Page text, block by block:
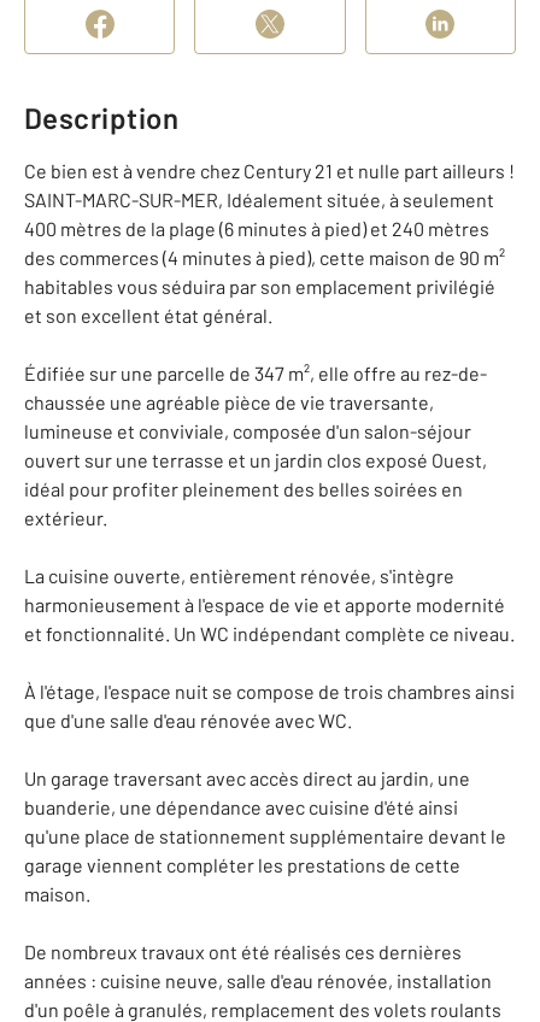
Description
Ce bien est à vendre chez Century 21 et nulle part ailleurs !
SAINT-MARC-SUR-MER, Idéalement située, à seulement
400 mètres de la plage (6 minutes à pied) et 240 mètres
des commerces (4 minutes à pied), cette maison de 90 m²
habitables vous séduira par son emplacement privilégié
et son excellent état général.
Édifiée sur une parcelle de 347 m², elle offre au rez-de-
chaussée une agréable pièce de vie traversante,
lumineuse et conviviale, composée d'un salon-séjour
ouvert sur une terrasse et un jardin clos exposé Ouest,
idéal pour profiter pleinement des belles soirées en
extérieur.
La cuisine ouverte, entièrement rénovée, s'intègre
harmonieusement à l'espace de vie et apporte modernité
et fonctionnalité. Un WC indépendant complète ce niveau.
À l'étage, l'espace nuit se compose de trois chambres ainsi
que d'une salle d'eau rénovée avec WC.
Un garage traversant avec accès direct au jardin, une
buanderie, une dépendance avec cuisine d'été ainsi
qu'une place de stationnement supplémentaire devant le
garage viennent compléter les prestations de cette
maison.
De nombreux travaux ont été réalisés ces dernières
années : cuisine neuve, salle d'eau rénovée, installation
d'un poêle à granulés, remplacement des volets roulants